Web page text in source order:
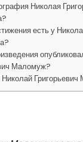
Николая
есть у
Маломуж?
Николай